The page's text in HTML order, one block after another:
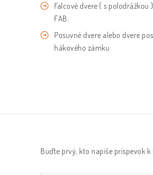
Falcové dvere ( s polodrážkou
FAB.
Posuvné dvere alebo dvere
hákového zámku
Buďte prvý, kto napíše príspevok k